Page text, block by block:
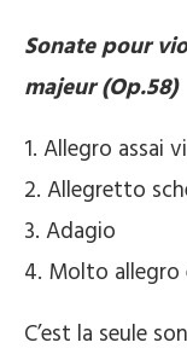
Sonate pour
majeur (Op.58)
1. Allegro assai
2. Allegretto
3. Adagio
4. Molto allegro
C’est la seule